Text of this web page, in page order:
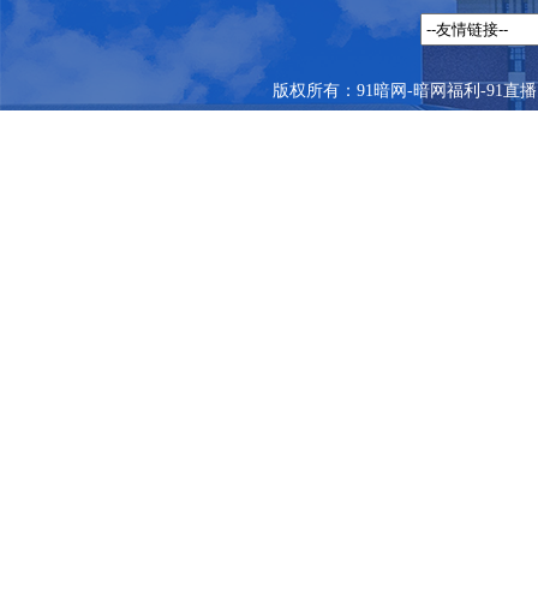
版权所有：91暗网-暗网福利-91